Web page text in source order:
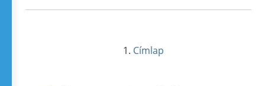
Címlap